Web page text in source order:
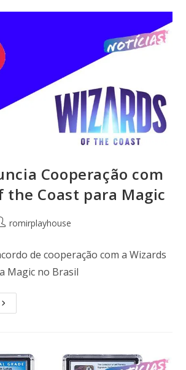
Cooperação com
the Coast para Magic
romirplayhouse
de cooperação com a Wizards
Magic no Brasil